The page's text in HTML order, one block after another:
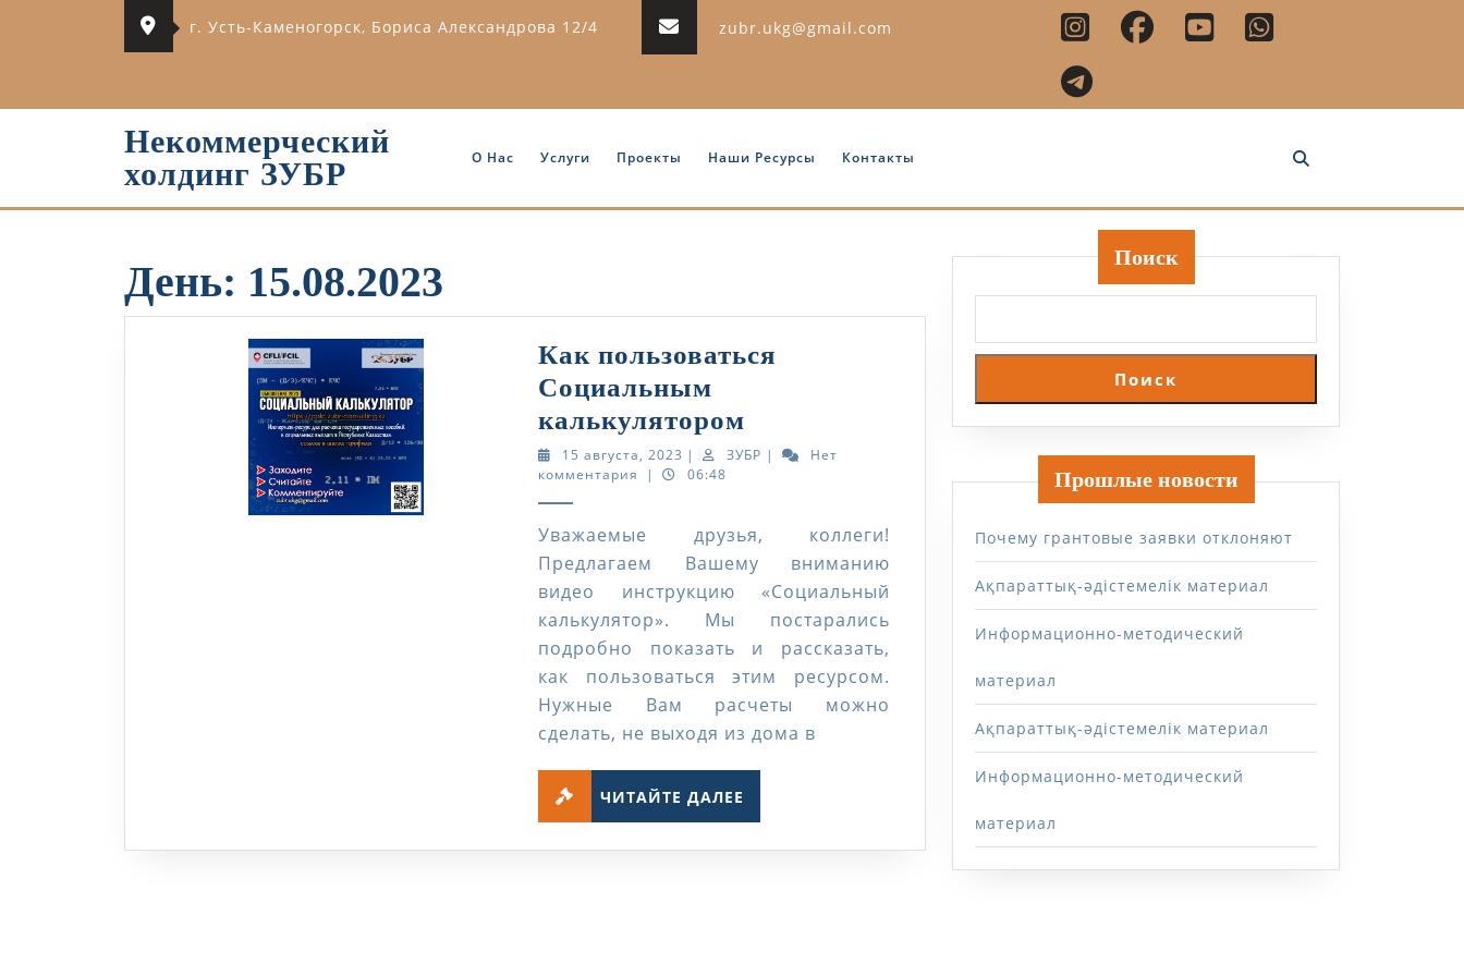
г. Усть-Каменогорск, Бориса Александрова 12/4 zubr.ukg@gmail.com
Некоммерческий
холдинг ЗУБР
О Нас Услуги Проекты Наши Ресурсы Контакты
День: 15.08.2023
Как пользоваться
Социальным
калькулятором
пользоваться
15 августа, 2023 15
августа,
| ЗУБР ЗУБР
|
Нет
комментария
| 06:48
Уважаемые друзья, коллеги!
Предлагаем Вашему вниманию
видео инструкцию «Социальный
калькулятор». Мы постарались
подробно показать и рассказать,
как пользоваться этим ресурсом.
Нужные Вам расчеты можно
сделать, не выходя из дома в
ЧИТАЙТЕ ДАЛЕЕ
Поиск
Поиск
Прошлые новости
Почему грантовые заявки отклоняют
Ақпараттық-әдістемелік материал
Информационно-методический
материал
Ақпараттық-әдістемелік материал
Информационно-методический
материал